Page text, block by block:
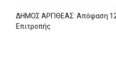
ΔΗΜΟΣ ΑΡΓΙΘΕΑΣ: Απόφαση
Επιτροπής